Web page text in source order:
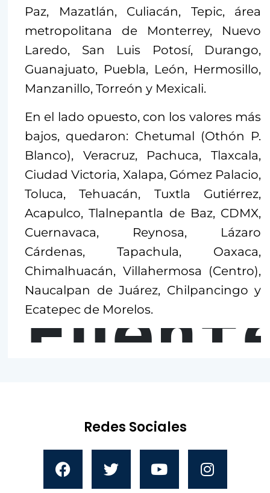
Paz, Mazatlán, Culiacán, Tepic, área
metropolitana de Monterrey, Nuevo
Laredo, San Luis Potosí, Durango,
Guanajuato, Puebla, León, Hermosillo,
Manzanillo, Torreón y Mexicali.
En el lado opuesto, con los valores más
bajos, quedaron: Chetumal (Othón P.
Blanco), Veracruz, Pachuca, Tlaxcala,
Ciudad Victoria, Xalapa, Gómez Palacio,
Toluca, Tehuacán, Tuxtla Gutiérrez,
Acapulco, Tlalnepantla de Baz, CDMX,
Cuernavaca, Reynosa, Lázaro
Cárdenas, Tapachula, Oaxaca,
Chimalhuacán, Villahermosa (Centro),
Naucalpan de Juárez, Chilpancingo y
Ecatepec de Morelos.
Redes Sociales